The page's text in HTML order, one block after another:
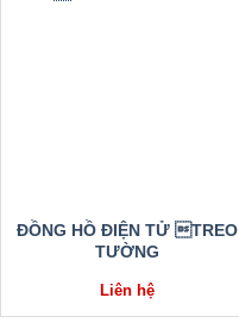
ĐỒNG HỒ ĐIỆN TỬ TREO
TƯỜNG
Liên hệ